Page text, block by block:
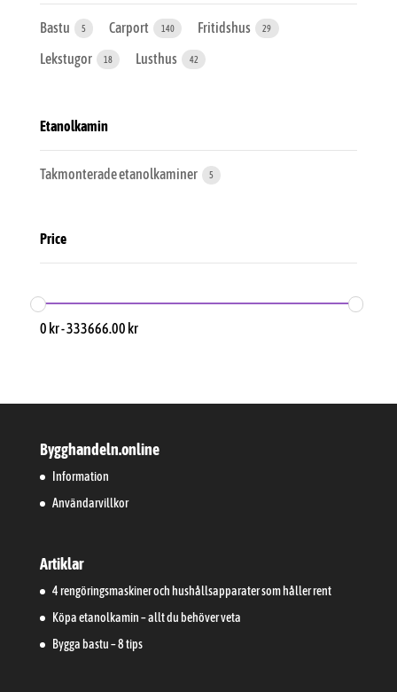
Bastu 5 Carport 140 Fritidshus 29
Lekstugor 18 Lusthus 42
Etanolkamin
Takmonterade etanolkaminer 5
Price
0 kr-333666.00 kr
Bygghandeln.online
Information
Användarvillkor
Artiklar
4 rengöringsmaskiner och hushållsapparater som håller rent
Köpa etanolkamin – allt du behöver veta
Bygga bastu – 8 tips